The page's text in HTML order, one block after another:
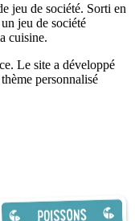
jeu de société. Sorti en
jeu de société
cuisine.
Le site a développé
personnalisé